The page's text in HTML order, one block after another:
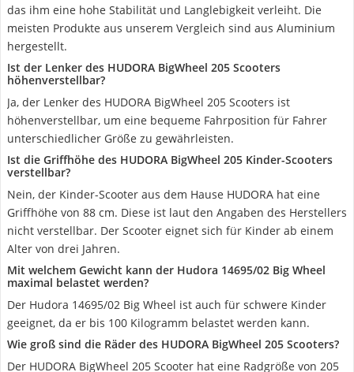
das ihm eine hohe Stabilität und Langlebigkeit verleiht. Die
meisten Produkte aus unserem Vergleich sind aus Aluminium
hergestellt.
Ist der Lenker des HUDORA BigWheel 205 Scooters
höhenverstellbar?
Ja, der Lenker des HUDORA BigWheel 205 Scooters ist
höhenverstellbar, um eine bequeme Fahrposition für Fahrer
unterschiedlicher Größe zu gewährleisten.
Ist die Griffhöhe des HUDORA BigWheel 205 Kinder-Scooters
verstellbar?
Nein, der Kinder-Scooter aus dem Hause HUDORA hat eine
Griffhöhe von 88 cm. Diese ist laut den Angaben des Herstellers
nicht verstellbar. Der Scooter eignet sich für Kinder ab einem
Alter von drei Jahren.
Mit welchem Gewicht kann der Hudora 14695/02 Big Wheel
maximal belastet werden?
Der Hudora 14695/02 Big Wheel ist auch für schwere Kinder
geeignet, da er bis 100 Kilogramm belastet werden kann.
Wie groß sind die Räder des HUDORA BigWheel 205 Scooters?
Der HUDORA BigWheel 205 Scooter hat eine Radgröße von 205